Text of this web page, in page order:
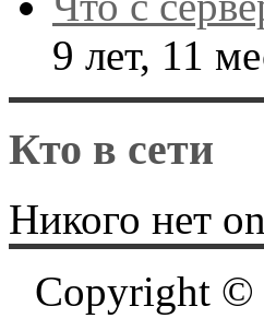
9 лет, 11
Кто в сети
Никого нет
Copyright ©